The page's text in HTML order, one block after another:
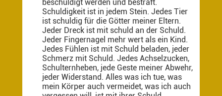
beschuldigt werden und bestraft.
Schuldigkeit ist in jedem Stein. Jedes Tier
ist schuldig für die Götter meiner Eltern.
Jeder Dreck ist mit schuld an der Schuld.
Jeder Fingernagel mehr wert als ein Kind.
Jedes Fühlen ist mit Schuld beladen, jeder
Schmerz mit Schuld. Jedes Achselzucken,
Schulternheben, jede Geste meiner Abwehr,
jeder Widerstand. Alles was ich tue, was
mein Körper auch vermeidet, was ich auch